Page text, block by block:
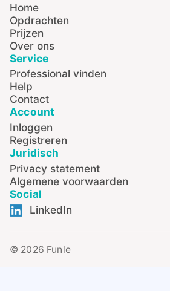
Home
Opdrachten
Prijzen
Over ons
Service
Professional vinden
Help
Contact
Account
Inloggen
Registreren
Juridisch
Privacy statement
Algemene voorwaarden
Social
LinkedIn
© 2026 Funle